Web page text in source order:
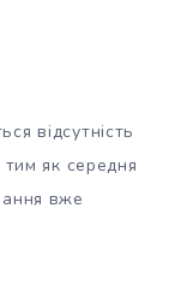
відсутність
тим як середня
вже